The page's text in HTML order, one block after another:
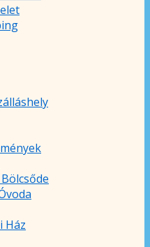
Ház